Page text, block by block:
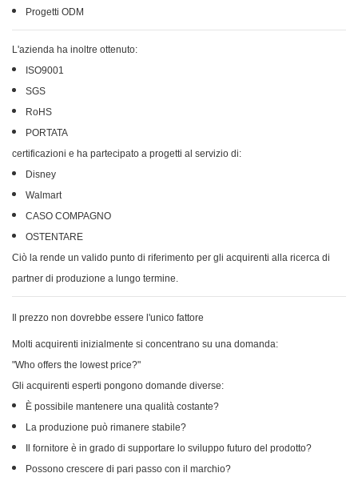
Progetti ODM
L'azienda ha inoltre ottenuto:
ISO9001
SGS
RoHS
PORTATA
certificazioni e ha partecipato a progetti al servizio di:
Disney
Walmart
CASO COMPAGNO
OSTENTARE
Ciò la rende un valido punto di riferimento per gli acquirenti alla ricerca di
partner di produzione a lungo termine.
Il prezzo non dovrebbe essere l'unico fattore
Molti acquirenti inizialmente si concentrano su una domanda:
"Who offers the lowest price?"
Gli acquirenti esperti pongono domande diverse:
È possibile mantenere una qualità costante?
La produzione può rimanere stabile?
Il fornitore è in grado di supportare lo sviluppo futuro del prodotto?
Possono crescere di pari passo con il marchio?